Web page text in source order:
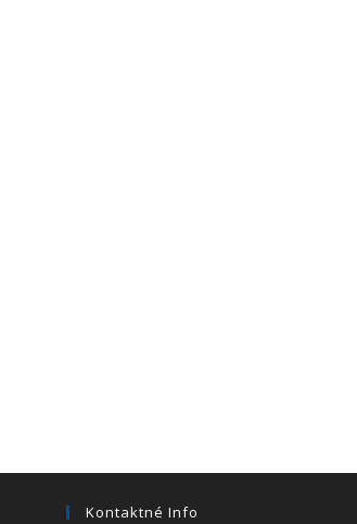
Kontaktné Info